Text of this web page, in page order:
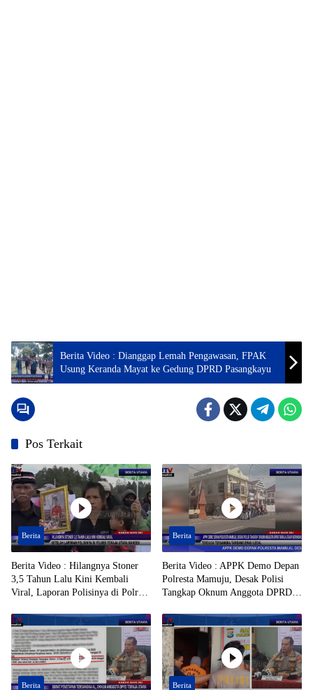
Berita Video : Dianggap Lemah Pengawasan, FPAK
Usung Keranda Mayat ke Gedung DPRD Pasangkayu
Pos Terkait
Berita
Berita Video : Hilangnya Stoner
3,5 Tahun Lalu Kini Kembali
Viral, Laporan Polisinya di Polres
Berita
Berita Video : APPK Demo Depan
Polresta Mamuju, Desak Polisi
Tangkap Oknum Anggota DPRD
Tersangka Tambang Emas Ilegal
Berita Berita